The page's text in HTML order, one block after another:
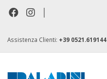
|
Assistenza Clienti: +39 0521.619144